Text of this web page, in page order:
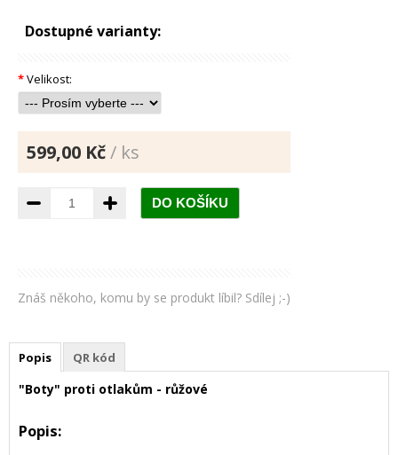
Dostupné varianty:
*Velikost:
599,00 Kč/ ks
Znáš někoho, komu by se produkt líbil? Sdílej ;-)
Popis QR kód
"Boty" proti otlakům - růžové
Popis: